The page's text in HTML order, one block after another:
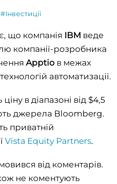
#Інвестиції
що компанія IBM веде
компанії-розробника
Apptio в межах
автоматизації.
в діапазоні від $4,5
джерела Bloomberg.
приватній
Vista Equity Partners.
від коментарів.
не коментують